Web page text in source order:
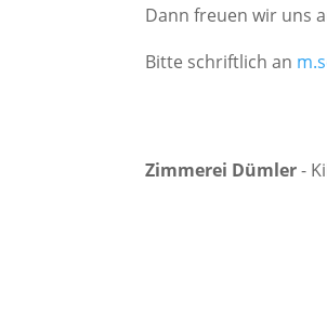
Dann freuen wir uns
Bitte schriftlich an
Zimmerei Dümler-